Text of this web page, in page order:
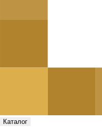
Каталог